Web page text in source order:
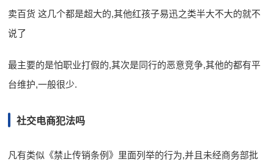
卖百货 这几个都是超大的,其他红孩子易迅之类半大不大的就不
说了
最主要的是怕职业打假的,其次是同行的恶意竞争,其他的都有平
台维护,一般很少.
社交电商犯法吗
凡有类似《禁止传销条例》里面列举的行为,并且未经商务部批